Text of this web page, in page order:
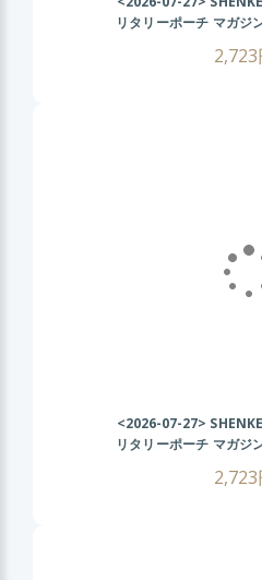
リタリーポーチ マガ
ク
2,723
<2026-07-27>
リタリーポーチ マガ
2,723